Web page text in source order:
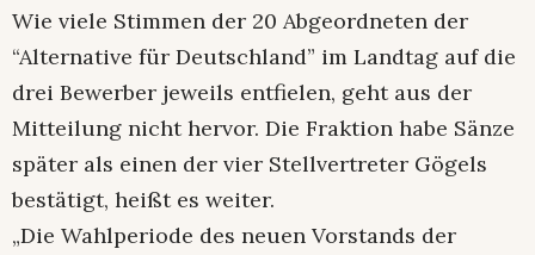
Wie viele Stimmen der 20 Abgeordneten der
“Alternative für Deutschland” im Landtag auf die
drei Bewerber jeweils entfielen, geht aus der
Mitteilung nicht hervor. Die Fraktion habe Sänze
später als einen der vier Stellvertreter Gögels
bestätigt, heißt es weiter.
„Die Wahlperiode des neuen Vorstands der